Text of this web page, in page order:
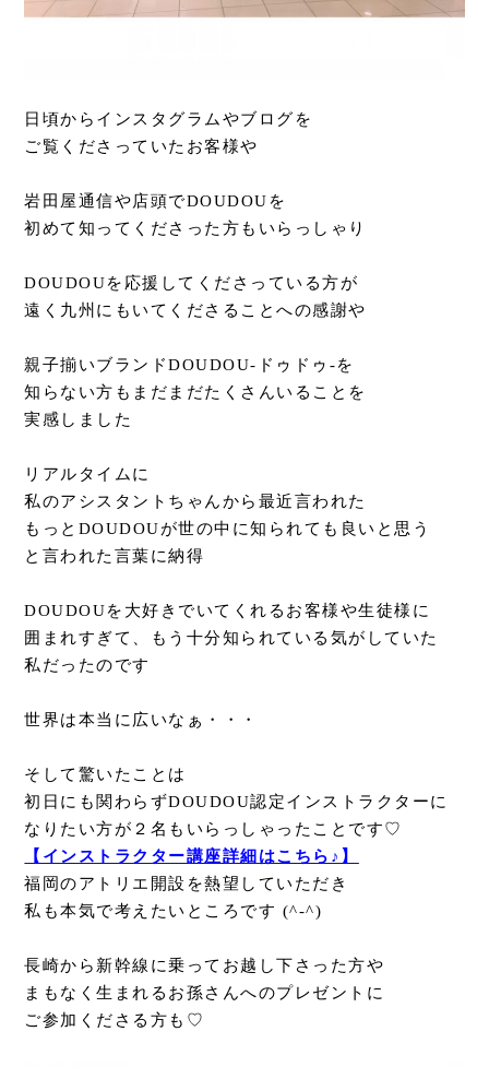
日頃からインスタグラムやブログを
ご覧くださっていたお客様や
岩田屋通信や店頭でDOUDOUを
初めて知ってくださった方もいらっしゃり
DOUDOUを応援してくださっている方が
遠く九州にもいてくださることへの感謝や
親子揃いブランドDOUDOU-ドゥドゥ-を
知らない方もまだまだたくさんいることを
実感しました
リアルタイムに
私のアシスタントちゃんから最近言われた
もっとDOUDOUが世の中に知られても良いと思う
と言われた言葉に納得
DOUDOUを大好きでいてくれるお客様や生徒様に
囲まれすぎて、もう十分知られている気がしていた
私だったのです
世界は本当に広いなぁ・・・
そして驚いたことは
初日にも関わらずDOUDOU認定インストラクターに
なりたい方が２名もいらっしゃったことです♡
【インストラクター講座詳細はこちら♪】
福岡のアトリエ開設を熱望していただき
私も本気で考えたいところです (^-^)
長崎から新幹線に乗ってお越し下さった方や
まもなく生まれるお孫さんへのプレゼントに
ご参加くださる方も♡